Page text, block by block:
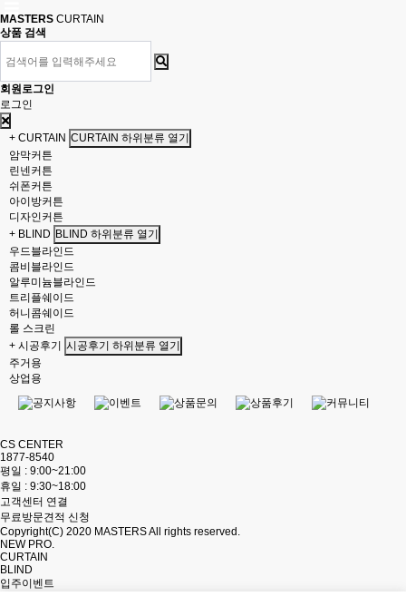
MASTERS CURTAIN
상품 검색
회원로그인
로그인
+ CURTAIN CURTAIN 하위분류 열기
암막커튼
린넨커튼
쉬폰커튼
아이방커튼
디자인커튼
+ BLIND BLIND 하위분류 열기
우드블라인드
콤비블라인드
알루미늄블라인드
트리플쉐이드
허니콤쉐이드
롤 스크린
+ 시공후기 시공후기 하위분류 열기
주거용
상업용
CS CENTER
1877-8540
평일 : 9:00~21:00
휴일 : 9:30~18:00
고객센터 연결
무료방문견적 신청
Copyright(C) 2020 MASTERSAll rights reserved.
NEW PRO.
CURTAIN
BLIND
입주이벤트